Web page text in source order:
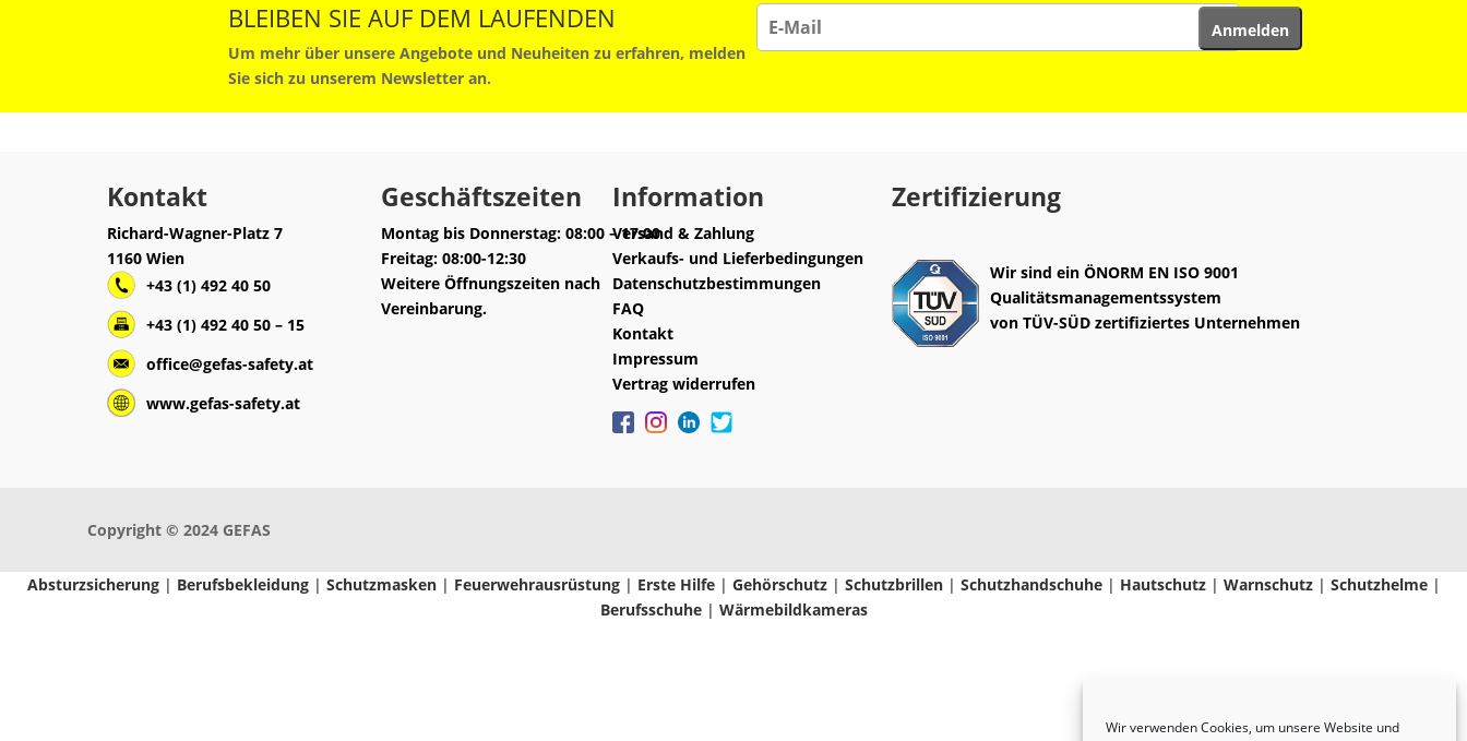
Wir verwenden Cookies, um unsere Website und
BLEIBEN SIE AUF DEM LAUFENDEN
Um mehr über unsere Angebote und Neuheiten zu erfahren, melden
Sie sich zu unserem Newsletter an.
Kontakt
Richard-Wagner-Platz 7
1160 Wien
+43 (1) 492 40 50
+43 (1) 492 40 50 – 15
office@gefas-safety.at
www.gefas-safety.at
Geschäftszeiten
Montag bis Donnerstag: 08:00 – 17:00
Freitag: 08:00-12:30
Weitere Öffnungszeiten nach
Vereinbarung.
Information
Versand & Zahlung
Verkaufs- und Lieferbedingungen
Datenschutzbestimmungen
FAQ
Kontakt
Impressum
Vertrag widerrufen
Zertifizierung
Wir sind einÖNORM EN ISO 9001
Qualitätsmanagementssystem
vonTÜV-SÜD zertifiziertes Unternehmen
Copyright © 2024 GEFAS
Absturzsicherung| Berufsbekleidung| Schutzmasken| Feuerwehrausrüstung| Erste Hilfe| Gehörschutz| Schutzbrillen| Schutzhandschuhe| Hautschutz| Warnschutz| Schutzhelme|
Berufsschuhe| Wärmebildkameras